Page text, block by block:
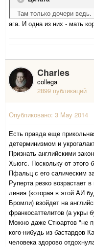
Там только дочери ведь.
ага. И одна из них - мать
Charles
collega
2899 публикаций
Опубликовано: 3 May 2014
Есть правда еще
детерминизмом и
Признать английскими
Хьюгс. Поскольку от этого
Пфальц с его салическим
Руперта резко возрастает
линия (которая в этой АИ
Бромли) взойдет на
франкосаттелитов (а укры
Можно даже Стюартов "не
кого-нибудь из бастардов
человека здорово